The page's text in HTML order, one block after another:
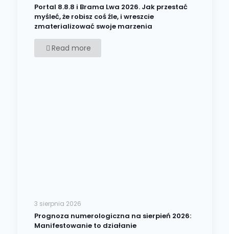
Portal 8.8.8 i Brama Lwa 2026. Jak przestać
myśleć, że robisz coś źle, i wreszcie
zmaterializować swoje marzenia
Read more
3 sierpnia 2026
Prognoza numerologiczna na sierpień 2026:
Manifestowanie to działanie